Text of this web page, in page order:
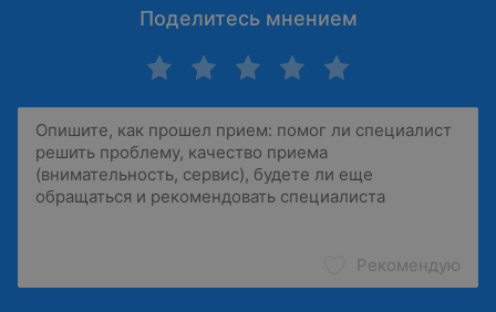
Поделитесь мнением
Рекомендую